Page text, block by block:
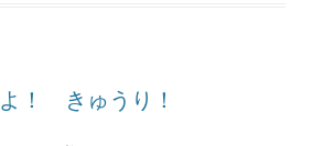
！ きゅうり！